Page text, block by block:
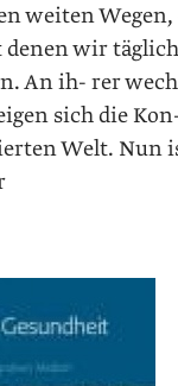
weiten
wir
An ih- rer
sich die
Welt. Nun